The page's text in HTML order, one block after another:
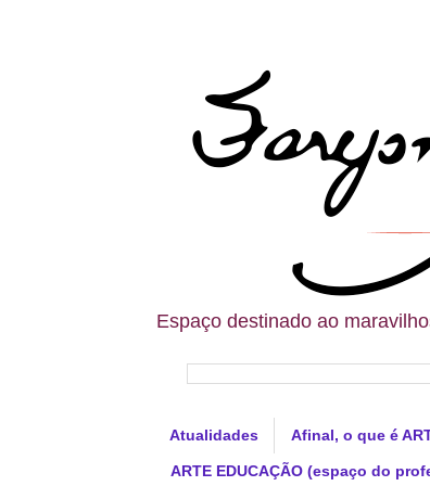
Espaço destinado ao
Atualidades Afinal, o que é
ARTE EDUCAÇÃO (espaço do